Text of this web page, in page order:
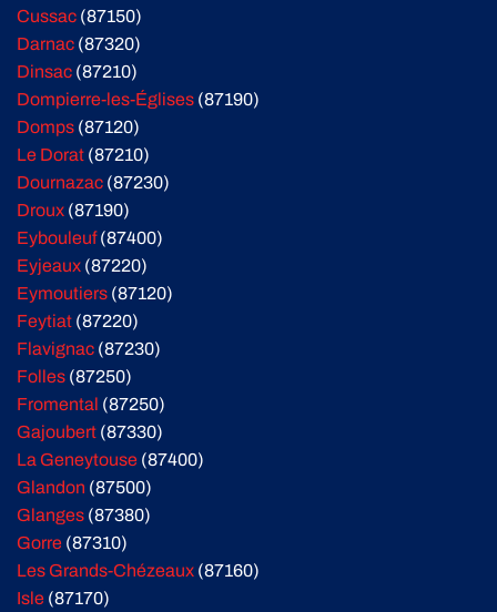
Cussac (87150)
Darnac (87320)
Dinsac (87210)
Dompierre-les-Églises (87190)
Domps (87120)
Le Dorat (87210)
Dournazac (87230)
Droux (87190)
Eybouleuf(87400)
Eyjeaux (87220)
Eymoutiers (87120)
Feytiat (87220)
Flavignac (87230)
Folles (87250)
Fromental (87250)
Gajoubert (87330)
La Geneytouse (87400)
Glandon (87500)
Glanges (87380)
Gorre (87310)
Les Grands-Chézeaux (87160)
Isle (87170)